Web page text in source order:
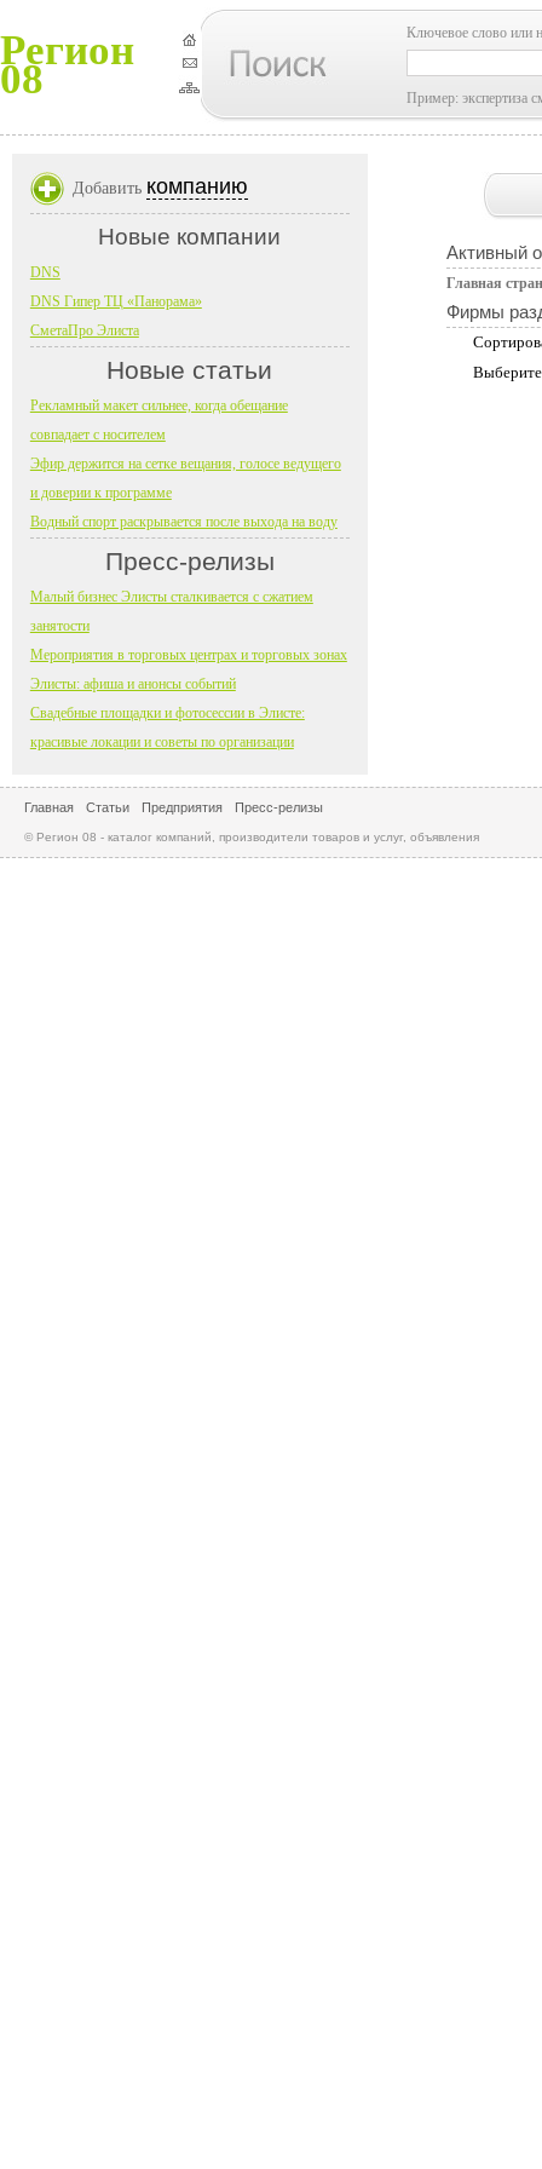
Регион
08
Ключевое слово или
Пример: экспертиза
Активный
Главная
Фирмы
Добавить компанию
Новые компании
DNS
DNS Гипер ТЦ «Панорама»
СметаПро Элиста
Новые статьи
Рекламный макет сильнее, когда обещание
совпадает с носителем
Эфир держится на сетке вещания, голосе ведущего
и доверии к программе
Водный спорт раскрывается после выхода на воду
Пресс-релизы
Малый бизнес Элисты сталкивается с сжатием
занятости
Мероприятия в торговых центрах и торговых зонах
Элисты: афиша и анонсы событий
Свадебные площадки и фотосессии в Элисте:
красивые локации и советы по организации
Главная Статьи Предприятия Пресс-релизы
© Регион 08 - каталог компаний, производители товаров и услуг, объявления